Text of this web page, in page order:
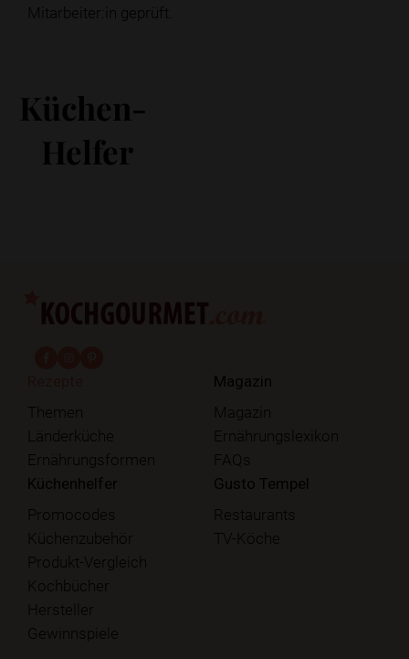
Mitarbeiter:in geprüft.
Küchen-
Helfer
Themen
Länderküche
Ernährungsformen
Magazin
Magazin
Ernährungslexikon
FAQs
Küchenhelfer
Promocodes
Küchenzubehör
Produkt-Vergleich
Kochbücher
Hersteller
Gewinnspiele
Gusto Tempel
Restaurants
TV-Köche